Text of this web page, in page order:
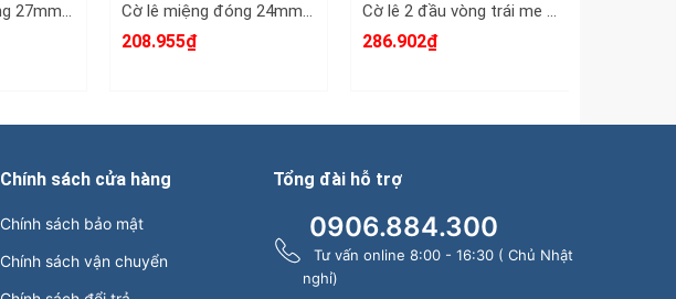
Cờ lê miệng đóng 27mm DIN133 Clip-On CLO-932027 Cờ lê miệng đóng 24mm DIN133 Clip-On CLO-932024
208.955₫
Cờ lê 2 đầu vòng trái me Kingtony 14x16mm 19511416
286.902₫
Chính sách cửa hàng
Chính sách bảo mật
Chính sách vận chuyển
Tổng đài hỗ trợ
0906.884.300
Tư vấn online 8:00 - 16:30 ( Chủ Nhật
nghỉ)